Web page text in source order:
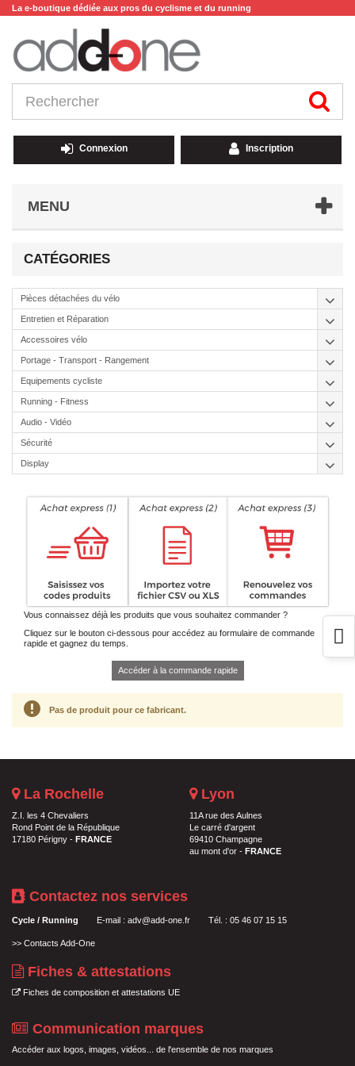
La e-boutique dédiée aux pros du cyclisme et du running
Connexion Inscription
MENU
CATÉGORIES
Pièces détachées du vélo
Entretien et Réparation
Accessoires vélo
Portage - Transport - Rangement
Equipements cycliste
Running - Fitness
Audio - Vidéo
Sécurité
Display
Vous connaissez déjà les produits que vous souhaitez commander ?
Cliquez sur le bouton ci-dessous pour accédez au formulaire de commande
rapide et gagnez du temps.
Accéder à la commande rapide
Pas de produit pour ce fabricant.
La Rochelle
Z.I. les 4 Chevaliers
Rond Point de la République
17180 Périgny - FRANCE
Lyon
11A rue des Aulnes
Le carré d'argent
69410 Champagne
au mont d'or - FRANCE
Contactez nos services
Cycle / Running E-mail : adv@add-one.fr Tél. : 05 46 07 15 15
>> Contacts Add-One
Fiches & attestations
Fiches de composition et attestations UE
Communication marques
Accéder aux logos, images, vidéos... de l'ensemble de nos marques